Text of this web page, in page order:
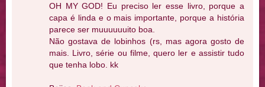
OH MY GOD! Eu preciso ler esse livro, porque a
capa é linda e o mais importante, porque a história
parece ser muuuuuuito boa.
Não gostava de lobinhos (rs, mas agora gosto de
mais. Livro, série ou filme, quero ler e assistir tudo
que tenha lobo. kk